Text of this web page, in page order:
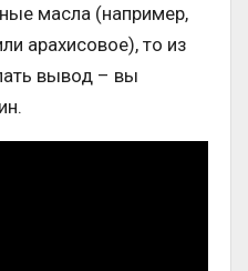
масла (например,
арахисовое), то из
вывод – вы